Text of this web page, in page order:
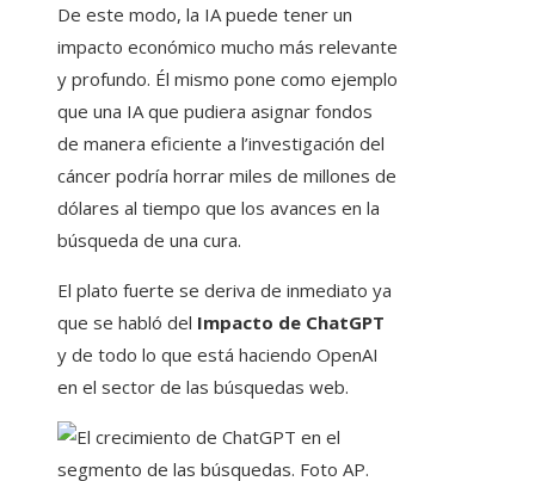
De este modo, la IA puede tener un
impacto económico mucho más relevante
y profundo. Él mismo pone como ejemplo
que una IA que pudiera asignar fondos
de manera eficiente a l’investigación del
cáncer podría horrar miles de millones de
dólares al tiempo que los avances en la
búsqueda de una cura.
El plato fuerte se deriva de inmediato ya
que se habló del Impacto de ChatGPT
y de todo lo que está haciendo OpenAI
en el sector de las búsquedas web.